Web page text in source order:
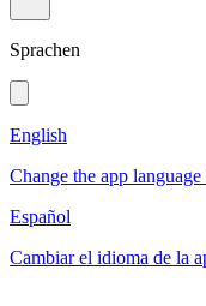
Sprachen
English
Change the app
Español
Cambiar el idioma de la